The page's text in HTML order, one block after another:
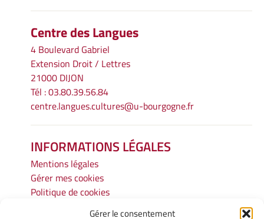
Gérer le consentement
Centre des Langues
4 Boulevard Gabriel
Extension Droit / Lettres
21000 DIJON
Tél : 03.80.39.56.84
centre.langues.cultures@u-bourgogne.fr
INFORMATIONS LÉGALES
Mentions légales
Gérer mes cookies
Politique de cookies